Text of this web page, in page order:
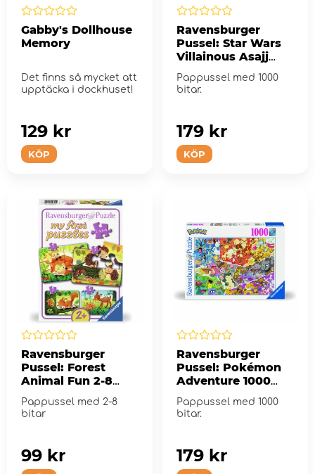
Gabby's Dollhouse
Memory
Det finns så mycket att
upptäcka i dockhuset!
KÖP
129 kr
Ravensburger
Pussel: Star Wars
Villainous Asajj
Ventress 1000 Bitar
Pappussel med 1000
bitar.
KÖP
179 kr
Ravensburger
Pussel: Forest
Animal Fun 2-8
Bitar
Pappussel med 2-8
bitar
99 kr
Ravensburger
Pussel: Pokémon
Adventure 1000
Bitar
Pappussel med 1000
bitar.
179 kr